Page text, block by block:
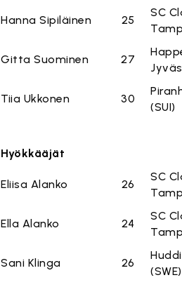
Hanna Sipiläinen 25
SC
Gitta Suominen 27
Tiia Ukkonen 30
(SUI)
Hyökkääjät
Eliisa Alanko 26
SC
Ella Alanko 24
SC
Sani Klinga 26
(SWE)